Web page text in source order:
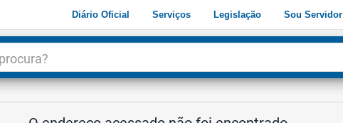
Diário Oficial Serviços Legislação Sou Servidor